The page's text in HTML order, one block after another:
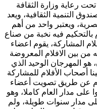
رعاية وزارة الثقافة
التنمية الثقافية، ويعد
ويعتبر واحد من أهم
بالتحكيم فيه نخبة من صناع
المشاركة، يقوم اعضاء
من بين الافلام المعروضة
هو المهرجان الوحيد الذي
أصحاب الأفلام للمشاركة
عن طريق تصويت أعضاء
عرضوا على مدار العام كاملا، وهو
مدار سنوات طويلة، ولم